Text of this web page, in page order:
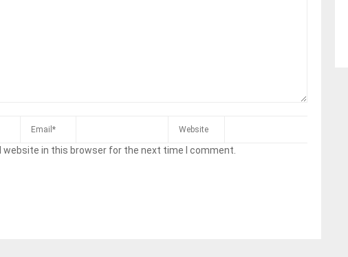
website in this browser for the next time I comment.